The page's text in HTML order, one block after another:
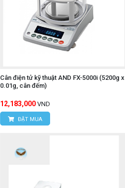
Cân điện tử kỹ thuật AND FX-5000i (5200g x
0.01g, cân đếm)
12,183,000 VND
ĐẶT MUA